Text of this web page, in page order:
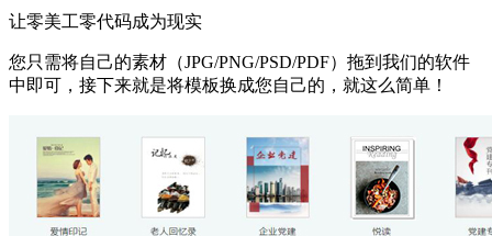
让零美工零代码成为现实
您只需将自己的素材（JPG/PNG/PSD/PDF）拖到我们的软件
中即可，接下来就是将模板换成您自己的，就这么简单！